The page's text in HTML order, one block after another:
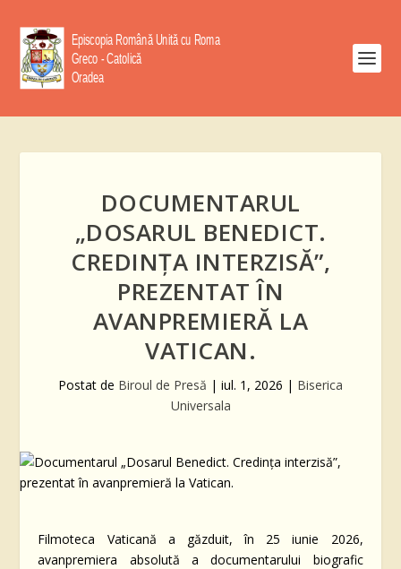
DOCUMENTARUL
„DOSARUL BENEDICT.
CREDINȚA INTERZISĂ”,
PREZENTAT ÎN
AVANPREMIERĂ LA
VATICAN.
Postat de Biroul de Presă | iul. 1, 2026 | Biserica
Universala
Filmoteca Vaticană a găzduit, în 25 iunie 2026,
avanpremiera absolută a documentarului biografic